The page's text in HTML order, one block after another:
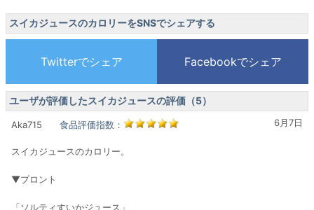
スイカジュースのカロリーをSNSでシェアする
ユーザが評価したスイカジュースの評価（5）
Aka715 食品評価指数： 6月7日
スイカジュースのカロリー。
▼プロント
「ソルティすいかジュース」